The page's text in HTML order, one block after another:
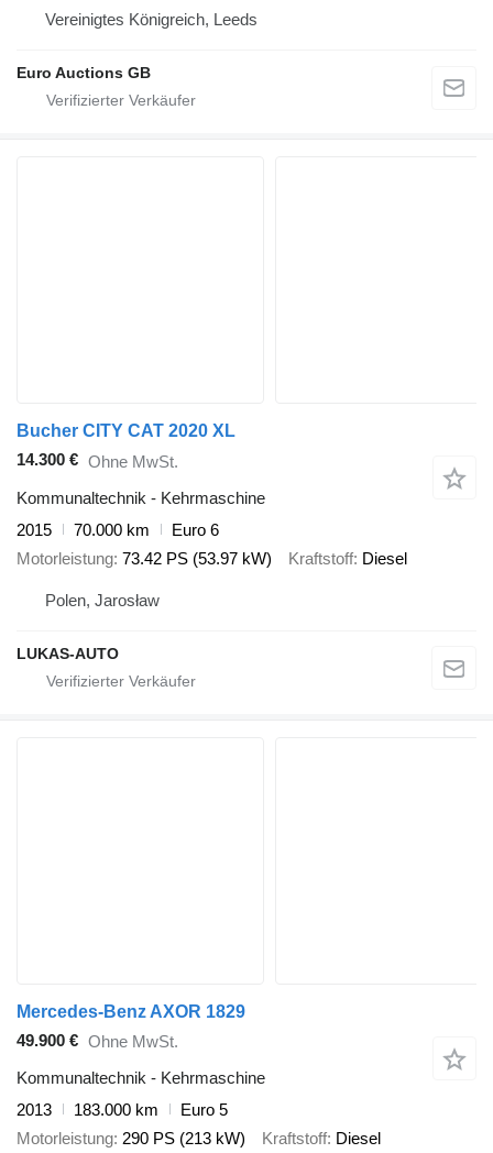
Vereinigtes Königreich, Leeds
Euro Auctions GB
Bucher CITY CAT 2020 XL
14.300 € Ohne MwSt.
Kommunaltechnik - Kehrmaschine
2015
70.000 km
Euro 6
Motorleistung 73.42 PS (53.97 kW) Kraftstoff Diesel
Polen, Jarosław
LUKAS-AUTO
Mercedes-Benz AXOR 1829
49.900 € Ohne MwSt.
Kommunaltechnik - Kehrmaschine
2013
183.000 km
Euro 5
Motorleistung 290 PS (213 kW) Kraftstoff Diesel